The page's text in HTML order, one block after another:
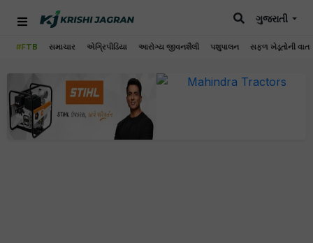
#FTB સમાચાર એગ્રિપીડિયા આરોગ્ય જીવનશૈલી પશુપાલન સફળ ખેડૂતોની વાત
ગુજરાતી